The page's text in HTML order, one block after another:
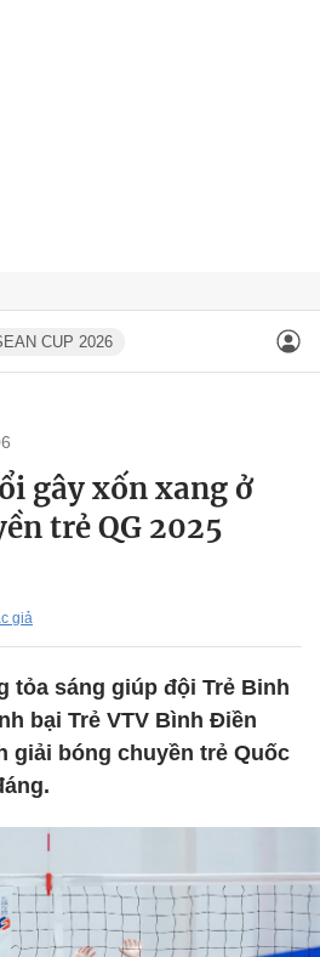
CUP 2026
gây xốn xang ở
trẻ QG 2025
giả
tỏa sáng giúp đội Trẻ Binh
bại Trẻ VTV Bình Điền
giải bóng chuyền trẻ Quốc